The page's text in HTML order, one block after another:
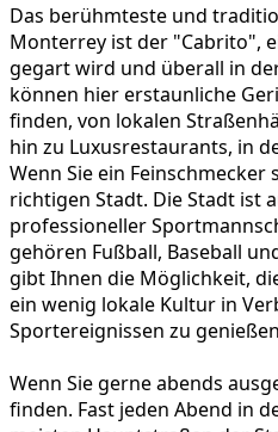
Das berühmteste und
Monterrey ist der "Cabrito",
gegart wird und überall in
können hier erstaunliche
finden, von lokalen
hin zu Luxusrestaurants, in
Wenn Sie ein Feinschmecker
richtigen Stadt. Die Stadt ist
professioneller
gehören Fußball, Baseball
gibt Ihnen die Möglichkeit,
ein wenig lokale Kultur in
Sportereignissen zu
Wenn Sie gerne abends
finden. Fast jeden Abend in